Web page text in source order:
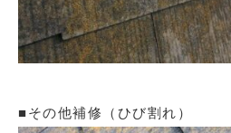
■その他補修（ひび割れ）